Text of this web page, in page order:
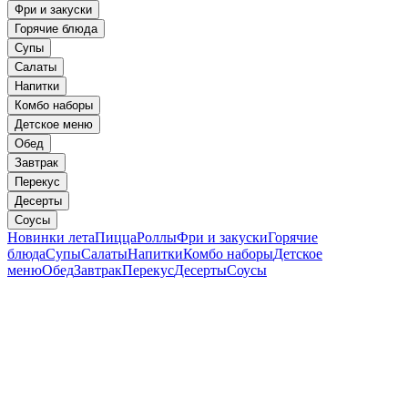
Фри и закуски
Горячие блюда
Супы
Салаты
Напитки
Комбо наборы
Детское меню
Обед
Завтрак
Перекус
Десерты
Соусы
Новинки летаПиццаРоллыФри и закускиГорячие
блюдаСупыСалатыНапиткиКомбо наборыДетское
менюОбедЗавтракПерекусДесертыСоусы